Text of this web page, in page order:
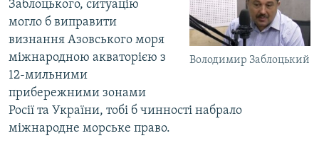
Володимир Заблоцький
Заблоцького, ситуацію
могло б виправити
визнання Азовського моря
міжнародною акваторією з
12-мильними
прибережними зонами
Росії та України, тобі б чинності набрало
міжнародне морське право.